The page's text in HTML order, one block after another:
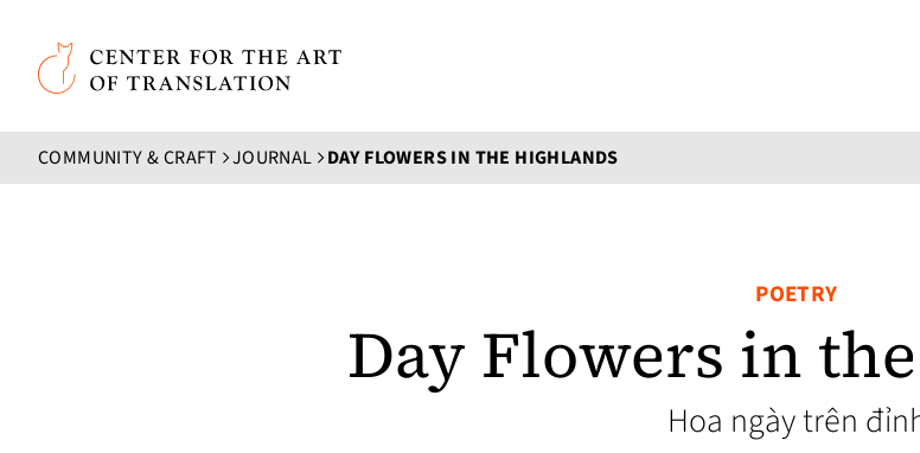
Skip to main content
Center for the Art of Translation
COMMUNITY & CRAFT JOURNAL DAY FLOWERS IN THE HIGHLANDS
POETRY
Day Flowers in
Hoa ngày trên